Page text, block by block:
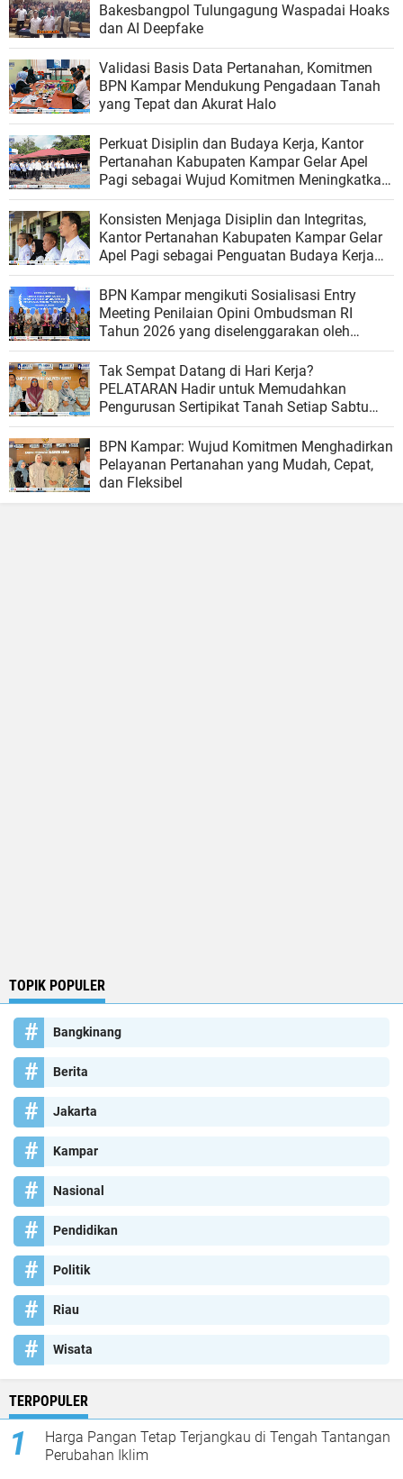
Bakesbangpol Tulungagung Waspadai Hoaks
dan AI Deepfake
Validasi Basis Data Pertanahan, Komitmen
BPN Kampar Mendukung Pengadaan Tanah
yang Tepat dan Akurat Halo
Perkuat Disiplin dan Budaya Kerja, Kantor
Pertanahan Kabupaten Kampar Gelar Apel
Pagi sebagai Wujud Komitmen Meningkatkan
Kualitas Pelayanan
Konsisten Menjaga Disiplin dan Integritas,
Kantor Pertanahan Kabupaten Kampar Gelar
Apel Pagi sebagai Penguatan Budaya Kerja
Organisasi
BPN Kampar mengikuti Sosialisasi Entry
Meeting Penilaian Opini Ombudsman RI
Tahun 2026 yang diselenggarakan oleh
Ombudsman RI
Tak Sempat Datang di Hari Kerja?
PELATARAN Hadir untuk Memudahkan
Pengurusan Sertipikat Tanah Setiap Sabtu
dan Minggu
BPN Kampar: Wujud Komitmen Menghadirkan
Pelayanan Pertanahan yang Mudah, Cepat,
dan Fleksibel
TOPIK POPULER
Bangkinang
Berita
Jakarta
Kampar
Nasional
Pendidikan
Politik
Riau
Wisata
TERPOPULER
Harga Pangan Tetap Terjangkau di Tengah Tantangan
Perubahan Iklim